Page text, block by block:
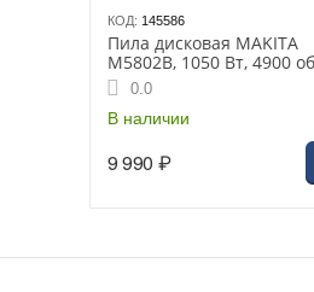
КОД: 145586
Пила дисковая MAKITA
M5802B, 1050 Вт, 4900
мин, 190х30 мм, рез 68 мм
0.0
В наличии
9 990 ₽